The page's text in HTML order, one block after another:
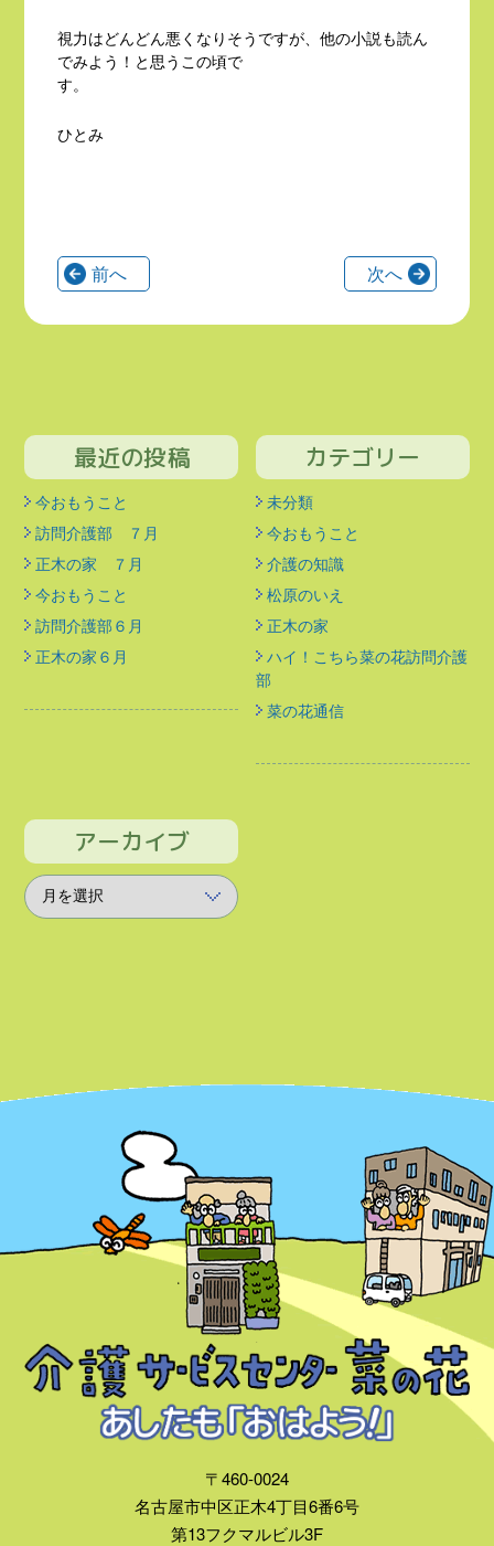
視力はどんどん悪くなりそうですが、他の小説も読ん
でみよう！と思うこの頃で
す。
ひとみ
前へ 次へ
最近の投稿
今おもうこと
訪問介護部 ７月
正木の家 ７月
今おもうこと
訪問介護部６月
正木の家６月
カテゴリー
未分類
今おもうこと
介護の知識
松原のいえ
正木の家
ハイ！こちら菜の花訪問介護
部
菜の花通信
アーカイブ
〒460-0024
名古屋市中区正木4丁目6番6号
第13フクマルビル3F